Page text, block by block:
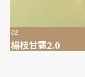
02
楊枝甘露2.0